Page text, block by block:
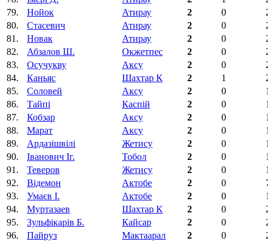
79.
Нойок Атирау 2 0
80.
Стасевич Атирау 2 0
81.
Новак Атирау 2 0
82.
Абзалов Ш. Окжетпес 2 0
83.
Осучукву Аксу 2 0
84.
Каньяс Шахтар К 2 1
85.
Соловей Аксу 2 0
86.
Тайпі Каспій 2 0
87.
Кобзар Аксу 2 0
88.
Марат Аксу 2 0
89.
Ардазішвілі Жетису 2 0
90.
Іванович Іг. Тобол 2 0
91.
Теверов Жетису 2 0
92.
Відемон Актобе 2 0
93.
Умаєв І. Актобе 2 0
94.
Муртазаев Шахтар К 2 0
95.
Зульфікарів Б. Кайсар 2 0
96.
Пайруз Мактаарал 2 0